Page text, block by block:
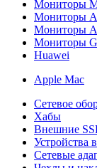
Мониторы
Мониторы
Мониторы
Мониторы
Huawei
Apple Mac
Сетевое
Хабы
Внешние
Устройства
Сетевые